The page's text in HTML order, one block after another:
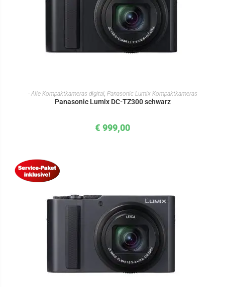
IN DEN WARENKORB
- Alle Kompaktkameras digital, Panasonic Lumix Kompaktkameras
Panasonic Lumix DC-TZ300 schwarz
€ 999,00